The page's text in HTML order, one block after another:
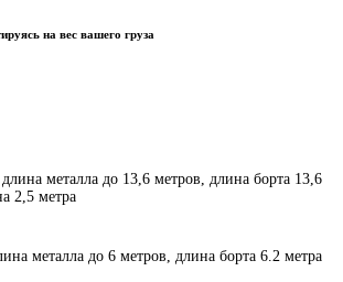
на вес вашего груза
металла до 13,6 метров, длина борта 13,6
2,5 метра
металла до 6 метров, длина борта 6.2 метра